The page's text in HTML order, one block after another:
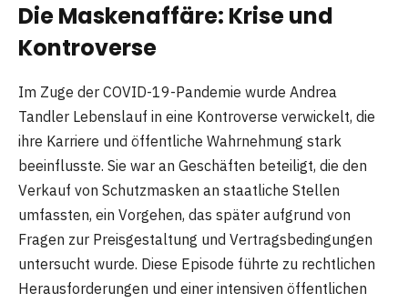
Die Maskenaffäre: Krise und
Kontroverse
Im Zuge der COVID-19-Pandemie wurde Andrea
Tandler Lebenslauf in eine Kontroverse verwickelt, die
ihre Karriere und öffentliche Wahrnehmung stark
beeinflusste. Sie war an Geschäften beteiligt, die den
Verkauf von Schutzmasken an staatliche Stellen
umfassten, ein Vorgehen, das später aufgrund von
Fragen zur Preisgestaltung und Vertragsbedingungen
untersucht wurde. Diese Episode führte zu rechtlichen
Herausforderungen und einer intensiven öffentlichen